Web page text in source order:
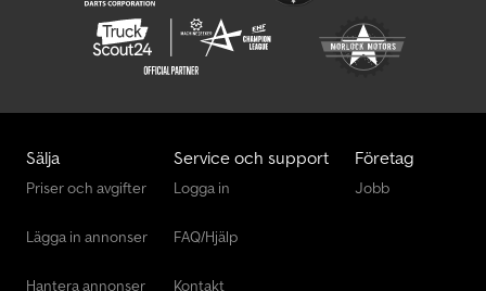
och felskrivningar. Reklam och företagslogotyper på fordon kan
vara digitalt hanterade på bilderna. Dodpfx Aerqrikjb Ueck
Sälja
Priser och avgifter
Lägga in annonser
Hantera annonser
Service och support
Logga in
FAQ/Hjälp
Kontakt
Företag
Jobb